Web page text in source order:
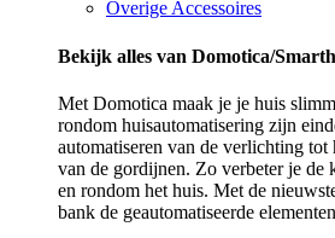
Overige Accessoires
Bekijk alles van Domotica/
Met Domotica maak je je huis
rondom huisautomatisering zijn
automatiseren van de verlichting tot
van de gordijnen. Zo verbeter je de
en rondom het huis. Met de
bank de geautomatiseerde